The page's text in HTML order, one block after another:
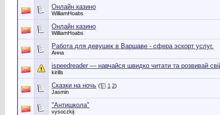
Онлайн казино
WilliamHoabs
Онлайн казино
WilliamHoabs
Работа для девушек в Варшаве - сфера эскорт услуг.
Анна
ispeedreader — навчайся швидко читати та розвивай
kirills
Сказки на ночь ( 1 2)
Jasmin
"Антишкола"
vysoczkij